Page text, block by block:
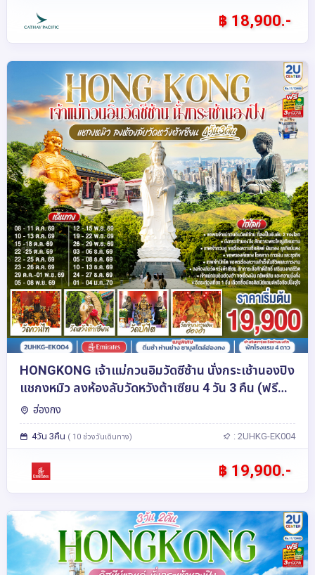
฿ 18,900.-
HONGKONG เจ้าแม่กวนอิมวัดซีซ้าน นั่งกระเช้านองปิง
แชกงหมิว ลงห้องลับวัดหวังต้าเซียน 4 วัน 3 คืน (ฟรี
เดย์) โดยสายการบิน Emirates (EK)
ฮ่องกง
4วัน 3คืน ( 10 ช่วงวันเดินทาง) : 2UHKG-EK004
฿ 19,900.-